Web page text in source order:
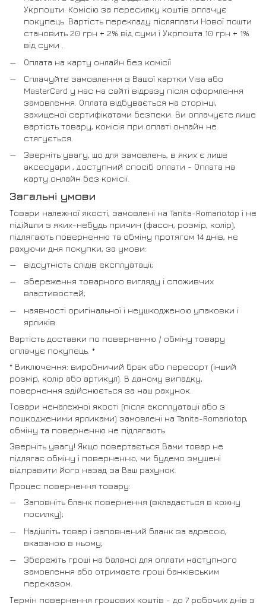
Укрпошти. Комісію за пересилку коштів оплачує
покупець. Вартість перекладу післяплати Нової пошти
становить 20 грн + 2% від суми і Укрпошта 10 грн + 1%
від суми .
Оплата на карту онлайн без комісії
Сплачуйте замовлення з Вашої картки Visa або
MasterCard у нас на сайті відразу після оформлення
замовлення. Оплата відбувається на сторінці,
захищеної сертифікатами безпеки. Ви оплачуєте лише
вартість товару, комісія при оплаті онлайн не
стягується.
Зверніть увагу, що для замовлень, в яких є лише
аксесуари , доступний спосіб оплати - Оплата на
карту онлайн без комісії.
Загальні умови
Товари належної якості, замовлені на Tanita-Romario.top і не
підійшли з яких-небудь причин (фасон, розмір, колір),
підлягають поверненню та обміну протягом 14 днів, не
рахуючи дня покупки, за умови:
відсутність слідів експлуатації;
збереження товарного вигляду і споживчих
властивостей;
наявності оригінальної і неушкодженою упаковки і
ярликів.
Вартість доставки по поверненню / обміну товару
оплачує покупець. *
* Виключення: виробничий брак або пересорт (інший
розмір, колір або артикул). В даному випадку,
повернення здійснюється за наш рахунок.
Товари неналежної якості (після експлуатації або з
пошкодженими ярликами) замовлені на Tanita-Romario.top,
обміну та поверненню не підлягають.
Зверніть увагу! Якщо повертається Вами товар не
підлягає обміну і поверненню, ми будемо змушені
відправити його назад за Ваш рахунок.
Процес повернення товару:
Заповніть бланк повернення (вкладається в кожну
посилку);
Надішліть товар і заповнений бланк за адресою,
вказаною в ньому;
Збережіть гроші на балансі для оплати наступного
замовлення або отримаєте гроші банківським
переказом.
Термін повернення грошових коштів - до 7 робочих днів з